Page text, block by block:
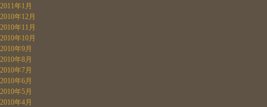
2011年1月
2010年12月
2010年11月
2010年10月
2010年9月
2010年8月
2010年7月
2010年6月
2010年5月
2010年4月